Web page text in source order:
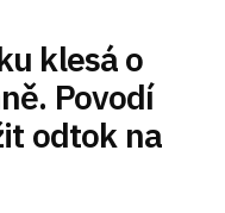
klesá o
Povodí
odtok na